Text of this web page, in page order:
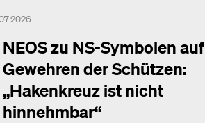
NEOS zu NS-Symbolen auf
Gewehren der Schützen:
„Hakenkreuz ist nicht
hinnehmbar“